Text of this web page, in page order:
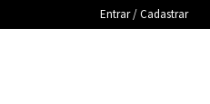
Entrar / Cadastrar